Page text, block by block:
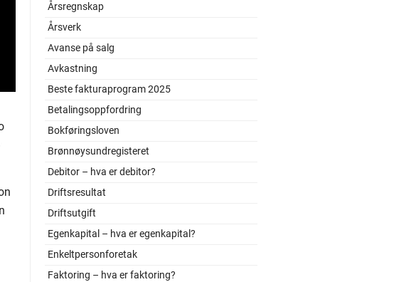
Årsregnskap
Årsverk
Avanse på salg
Avkastning
Beste fakturaprogram 2025
Betalingsoppfordring
Bokføringsloven
Brønnøysundregisteret
Debitor – hva er debitor?
Driftsresultat
Driftsutgift
Egenkapital – hva er egenkapital?
Enkeltpersonforetak
Faktoring – hva er faktoring?